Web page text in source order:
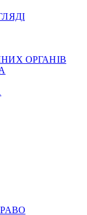
ОРГАНІВ